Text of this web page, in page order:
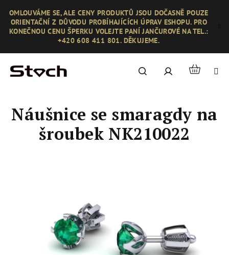
obsah
OMLOUVÁME SE, ALE CENY PRODUKTŮ JSOU DOČASNĚ POUZE
ORIENTAČNÍ Z DŮVODU PROBÍHAJÍCÍCH ÚPRAV ESHOPU. PRO
KONEČNOU CENU ŠPERKU VOLEJTE PANÍ JANČUROVÉ NA TEL.:
+420 608 411 801. DĚKUJEME.
Hledat PřihlášeníNákupní
Náušnice se smaragdy na
šroubek NK210022